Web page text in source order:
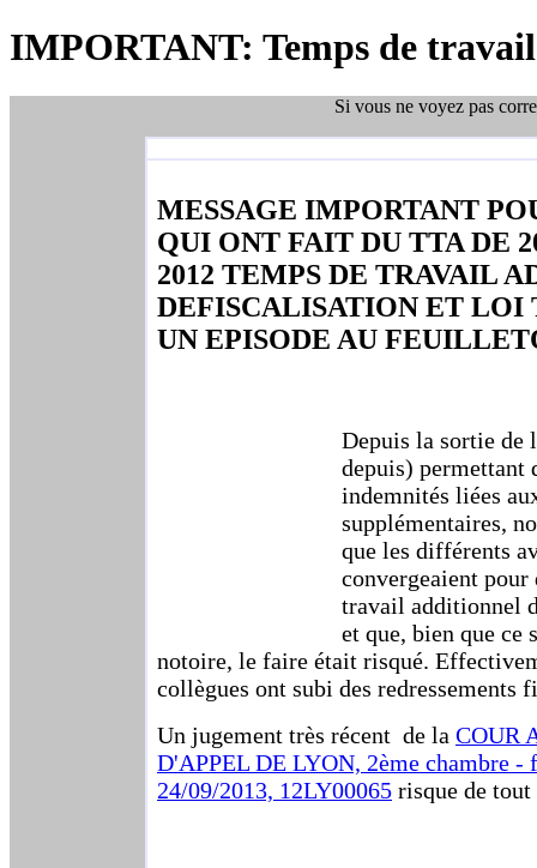
IMPORTANT: Temps de
Si vous ne voyez pas
MESSAGE IMPORTANT
QUI ONT FAIT DU TTA DE
2012 TEMPS DE TRAVAIL
DEFISCALISATION ET LOI
UN EPISODE AU
Depuis la sortie de
depuis) permettant
indemnités liées
supplémentaires,
que les différents
convergeaient pour
travail additionnel
et que, bien que ce
notoire, le faire était risqué.
collègues ont subi des redressements
Un jugement très récent de la COUR
D'APPEL DE LYON, 2ème chambre -
24/09/2013, 12LY00065 risque de tout